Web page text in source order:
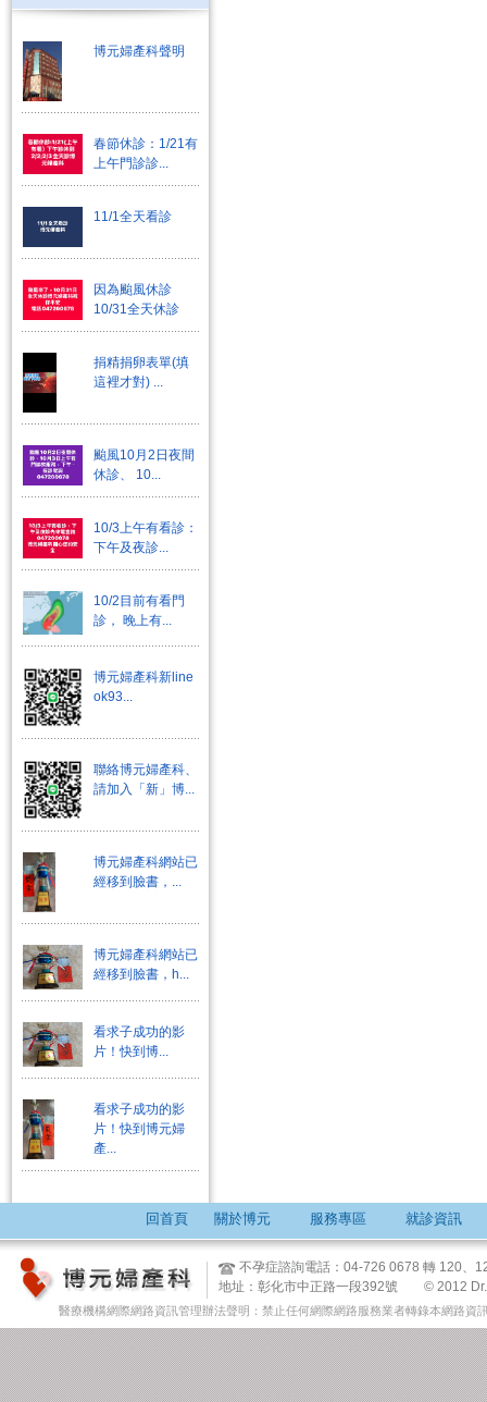
博元婦產科聲明
春節休診：1/21有
上午門診診...
11/1全天看診
因為颱風休診
10/31全天休診
捐精捐卵表單(填
這裡才對) ...
颱風10月2日夜間
休診、 10...
10/3上午有看診：
下午及夜診...
10/2目前有看門
診， 晚上有...
博元婦產科新line
ok93...
聯絡博元婦產科、
請加入「新」博...
博元婦產科網站已
經移到臉書，...
博元婦產科網站已
經移到臉書，h...
看求子成功的影
片！快到博...
看求子成功的影
片！快到博元婦
產...
回首頁 關於博元 服務專區 就診資訊
不孕症諮詢電話：04-726 0678 轉
地址：彰化市中正路一段392號 © 2012
醫療機構網際網路資訊管理辦法聲明：禁止任何網際網路服務業者轉錄本網路